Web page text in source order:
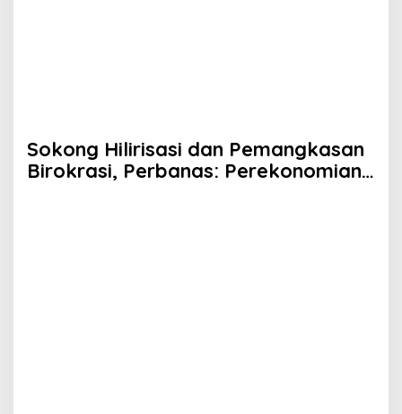
Sokong Hilirisasi dan Pemangkasan
Birokrasi, Perbanas: Perekonomian